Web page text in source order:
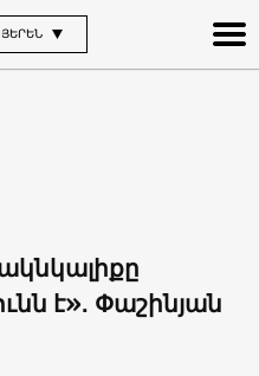
է»․ Փաշինյան